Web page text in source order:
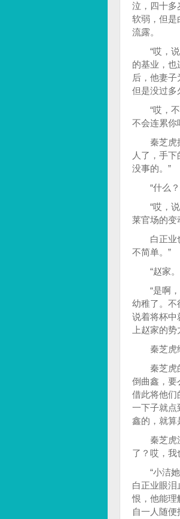
泣，四十多
软弱，但是
流露。
“哎，说
的基业，也
后，他妻
但是没过多
“哎，不
不会连累你
秦芝虎抹
人了，手
没事的。”
“什么？
“哎，说
莱官场的变
白正业也
不简单。”
“赵家。”
“是啊，
幼稚了。不
说着将杯中
上赵家的
秦芝虎给
秦芝虎的
倒曲鑫，要
借此将他们
一下子就点
鑫的，就算
秦芝虎沉
了？哎，我
“小洁她
白正业眼
恨，他能理
自一人随